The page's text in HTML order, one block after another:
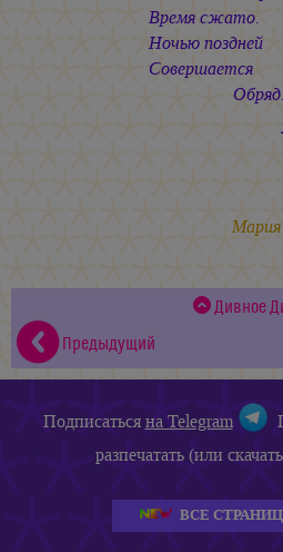
Время сжато.
Ночью поздней
Совершается
Обряд.
Дивное
Предыдущий
Подписатьсяна Telegram
разпечатать (или
ВСЕ